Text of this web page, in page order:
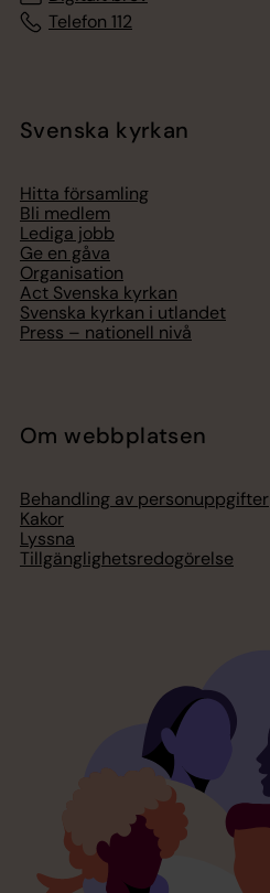
Telefon 112
Svenska kyrkan
Hitta församling
Bli medlem
Lediga jobb
Ge en gåva
Organisation
Act Svenska kyrkan
Svenska kyrkan i utlandet
Press – nationell nivå
Om webbplatsen
Behandling av personuppgifter
Kakor
Lyssna
Tillgänglighetsredogörelse